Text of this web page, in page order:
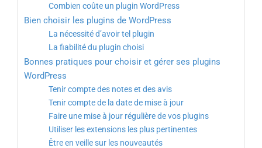
Combien coûte un plugin WordPress
Bien choisir les plugins de WordPress
La nécessité d’avoir tel plugin
La fiabilité du plugin choisi
Bonnes pratiques pour choisir et gérer ses plugins
WordPress
Tenir compte des notes et des avis
Tenir compte de la date de mise à jour
Faire une mise à jour régulière de vos plugins
Utiliser les extensions les plus pertinentes
Être en veille sur les nouveautés